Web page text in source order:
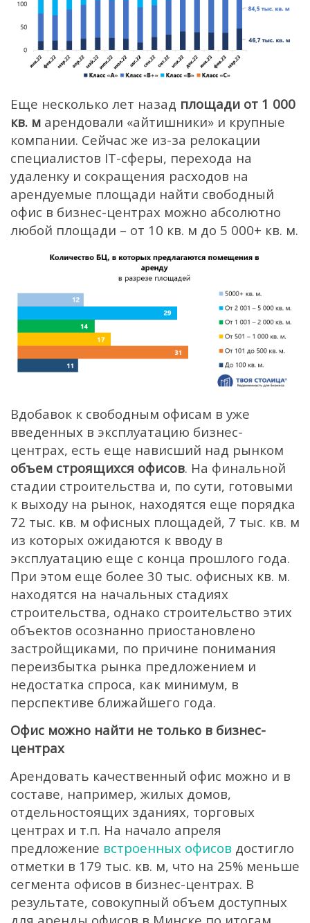
Еще несколько лет назад площади от 1 000
кв. м арендовали «айтишники» и крупные
компании. Сейчас же из-за релокации
специалистов IT-сферы, перехода на
удаленку и сокращения расходов на
арендуемые площади найти свободный
офис в бизнес-центрах можно абсолютно
любой площади – от 10 кв. м до 5 000+ кв. м.
Вдобавок к свободным офисам в уже
введенных в эксплуатацию бизнес-
центрах, есть еще нависший над рынком
объем строящихся офисов. На финальной
стадии строительства и, по сути, готовыми
к выходу на рынок, находятся еще порядка
72 тыс. кв. м офисных площадей, 7 тыс. кв. м
из которых ожидаются к вводу в
эксплуатацию еще с конца прошлого года.
При этом еще более 30 тыс. офисных кв. м.
находятся на начальных стадиях
строительства, однако строительство этих
объектов осознанно приостановлено
застройщиками, по причине понимания
переизбытка рынка предложением и
недостатка спроса, как минимум, в
перспективе ближайшего года.
Офис можно найти не только в бизнес-
центрах
Арендовать качественный офис можно и в
составе, например, жилых домов,
отдельностоящих зданиях, торговых
центрах и т.п. На начало апреля
предложение встроенных офисов достигло
отметки в 179 тыс. кв. м, что на 25% меньше
сегмента офисов в бизнес-центрах. В
результате, совокупный объем доступных